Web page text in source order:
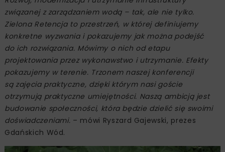
związanej z zarządzaniem wodą – tak, ale nie tylko.
Zielona Retencja to przestrzeń, w której definiujemy
konkretne wyzwania i pokazujemy jak można podejść
do ich rozwiązania. Mówimy o nich od etapu
projektowania przez wykonawstwo i utrzymanie. Efekty
pokazujemy w terenie. Trzonem naszej konferencji
są zajęcia praktyczne, dzięki którym nasi goście
otrzymują praktyczne umiejętności. Naszą ambicją jest
budowanie społeczności, która będzie dzielić się swoimi
doświadczeniami. – mówi Ryszard Gajewski, prezes
Gdańskich Wód.